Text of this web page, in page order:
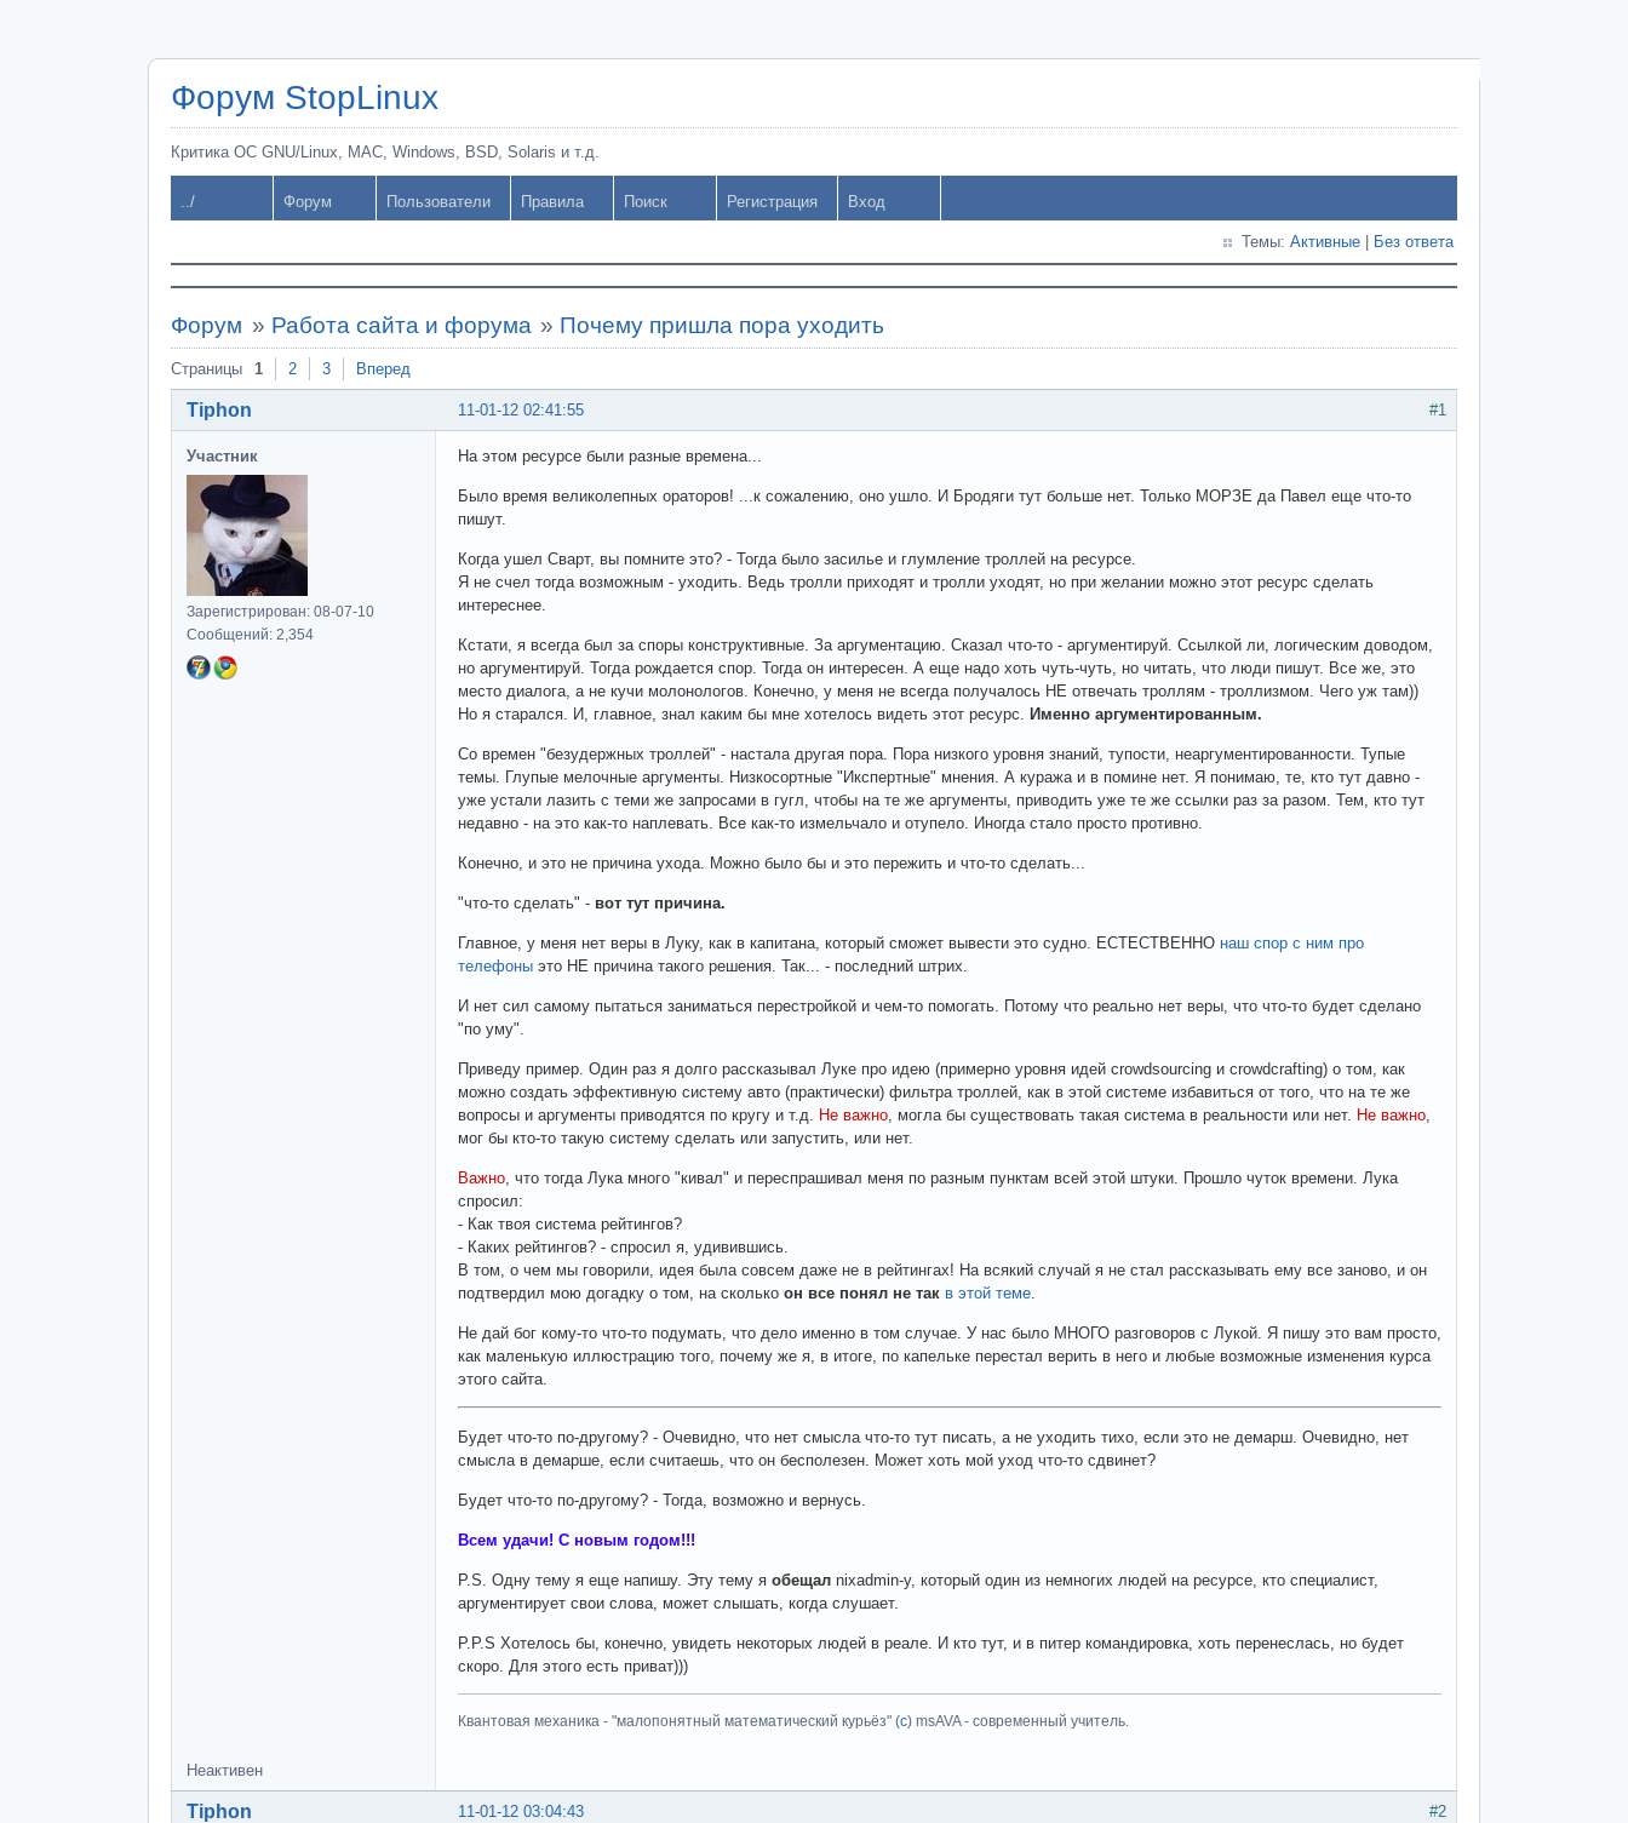
Форум StopLinux
Критика ОС GNU/Linux, MAC, Windows, BSD, Solaris и т.д.
../ Форум Пользователи Правила Поиск Регистрация Вход
Темы: Активные Без ответа
Форум » Работа сайта и форума » Почему пришла пора уходить
Страницы 1 2 3 Вперед
#1
11-01-12 02:41:55
Tiphon
Участник
Зарегистрирован: 08-07-10
Сообщений: 2,354
На этом ресурсе были разные времена...
Было время великолепных ораторов! ...к сожалению, оно ушло. И Бродяги тут больше нет. Только МОРЗЕ да Павел еще что-то
пишут.
Когда ушел Сварт, вы помните это? - Тогда было засилье и глумление троллей на ресурсе.
Я не счел тогда возможным - уходить. Ведь тролли приходят и тролли уходят, но при желании можно этот ресурс сделать
интереснее.
Кстати, я всегда был за споры конструктивные. За аргументацию. Сказал что-то - аргументируй. Ссылкой ли, логическим доводом,
но аргументируй. Тогда рождается спор. Тогда он интересен. А еще надо хоть чуть-чуть, но читать, что люди пишут. Все же, это
место диалога, а не кучи молонологов. Конечно, у меня не всегда получалось НЕ отвечать троллям - троллизмом. Чего уж там))
Но я старался. И, главное, знал каким бы мне хотелось видеть этот ресурс.
Именно аргументированным.
Со времен "безудержных троллей" - настала другая пора. Пора низкого уровня знаний, тупости, неаргументированности. Тупые
темы. Глупые мелочные аргументы. Низкосортные "Икспертные" мнения. А куража и в помине нет. Я понимаю, те, кто тут давно -
уже устали лазить с теми же запросами в гугл, чтобы на те же аргументы, приводить уже те же ссылки раз за разом. Тем, кто тут
недавно - на это как-то наплевать. Все как-то измельчало и отупело. Иногда стало просто противно.
Конечно, и это не причина ухода. Можно было бы и это пережить и что-то сделать...
"что-то сделать" - вот тут причина.
Главное, у меня нет веры в Луку, как в капитана, который сможет вывести это судно. ЕСТЕСТВЕННО наш спор с ним про
телефоны это НЕ причина такого решения. Так... - последний штрих.
И нет сил самому пытаться заниматься перестройкой и чем-то помогать. Потому что реально нет веры, что что-то будет сделано
"по уму".
Приведу пример. Один раз я долго рассказывал Луке про идею (примерно уровня идей crowdsourcing и crowdcrafting) о том, как
можно создать эффективную систему авто (практически) фильтра троллей, как в этой системе избавиться от того, что на те же
вопросы и аргументы приводятся по кругу и т.д.
Не важно , могла бы существовать такая система в реальности или нет. Не важно
мог бы кто-то такую систему сделать или запустить, или нет.
Важно , что тогда Лука много "кивал" и переспрашивал меня по разным пунктам всей этой штуки. Прошло чуток времени. Лука
спросил:
- Как твоя система рейтингов?
- Каких рейтингов? - спросил я, удивившись.
В том, о чем мы говорили, идея была совсем даже не в рейтингах! На всякий случай я не стал рассказывать ему все заново, и он
подтвердил мою догадку о том, на сколько он все понял не так в этой теме
Не дай бог кому-то что-то подумать, что дело именно в том случае. У нас было МНОГО разговоров с Лукой. Я пишу это вам просто,
как маленькую иллюстрацию того, почему же я, в итоге, по капельке перестал верить в него и любые возможные изменения курса
этого сайта.
Будет что-то по-другому? - Очевидно, что нет смысла что-то тут писать, а не уходить тихо, если это не демарш. Очевидно, нет
смысла в демарше, если считаешь, что он бесполезен. Может хоть мой уход что-то сдвинет?
Будет что-то по-другому? - Тогда, возможно и вернусь.
Всем удачи! С новым годом!!!
P.S. Одну тему я еще напишу. Эту тему я обещал nixadmin-у, который один из немногих людей на ресурсе, кто специалист,
аргументирует свои слова, может слышать, когда слушает.
P.P.S Хотелось бы, конечно, увидеть некоторых людей в реале. И кто тут, и в питер командировка, хоть перенеслась, но будет
скоро. Для этого есть приват)))
Квантовая механика - "малопонятный математический курьёз" (с) msAVA - современный учитель.
Неактивен
#2
11-01-12 03:04:43
Tiphon